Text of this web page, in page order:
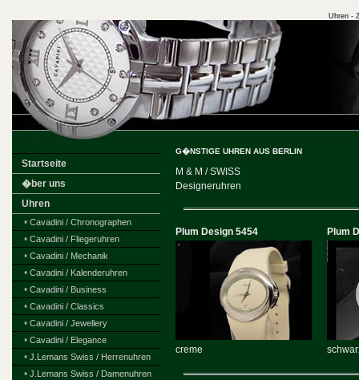
Uhren -
Startseite
�ber uns
Uhren
• Cavadini / Chronographen
• Cavadini / Fliegeruhren
• Cavadini / Mechanik
• Cavadini / Kalenderuhren
• Cavadini / Business
• Cavadini / Classics
• Cavadini / Jewellery
• Cavadini / Elegance
• J.Lemans Swiss / Herrenuhren
• J.Lemans Swiss / Damenuhren
G�NSTIGE UHREN AUS BERLIN
M & M / SWISS
Designeruhren
Plum Design 5454 Plum
creme